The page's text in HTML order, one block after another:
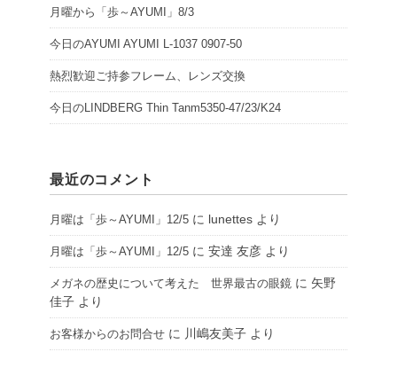
月曜から「歩～AYUMI」8/3
今日のAYUMI AYUMI L-1037 0907-50
熱烈歓迎ご持参フレーム、レンズ交換
今日のLINDBERG Thin Tanm5350-47/23/K24
最近のコメント
月曜は「歩～AYUMI」12/5 に lunettes より
月曜は「歩～AYUMI」12/5 に 安達 友彦 より
メガネの歴史について考えた 世界最古の眼鏡 に 矢野
佳子 より
お客様からのお問合せ に 川嶋友美子 より